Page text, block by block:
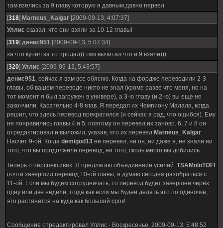
там взелись за 9 главу которую я давным давно первел
[318] Marneus_Kalgar [2009-09-13, 4:07:37]
Уллис сказал, что они взяли за 10-12 главы!
[319] денис951 [2009-09-13, 5:07:34]
за что купил за то продал)) там вычитал что и 9 взяли)))
[320] Уллис [2009-09-13, 5:43:57]
денис951, сейчас я вам все обясню. Когда на фордже переводили 2-3
главы, об вашем переводе никто не знал (кроме разве что меня, но на
тот момент я был загружен в универе), а 3-ю главу (и 2-ю) вы ещё не
закончили. Касательно 4-8 глав. Я передал их Чемпиону Малала, когда
решил, что здесь перевод прекратился (и сейчас я рад, что ошибся). Ему
не понравились главы 4 и 5, поэтому он перевел их заново. 6, 7 и 8 он
отредактировал и выложил, указав, что их перевел Marneus_Kalgar.
Насчет 9-ой. Когда demigod13 её перевел, ни он, ни даже я, не знали ни
того, что вы продолжили перевод, ни того, сколь много вы добились.
Теперь о перспективах. Я предлагаю объединение усилий. TSAMoloTOFf
почти завершил перевод 10-ой главы, я думаю сегодня разобраться с
11-ой. Если мы будем сотрудничать, то перевод будет завершен через
одну или две недели, тогда как если мы будеи делать это по одиночке,
это растянется на куда как больший срок!
Сообщение отредактировал Уллис - Воскресенье, 2009-09-13, 5:48:52